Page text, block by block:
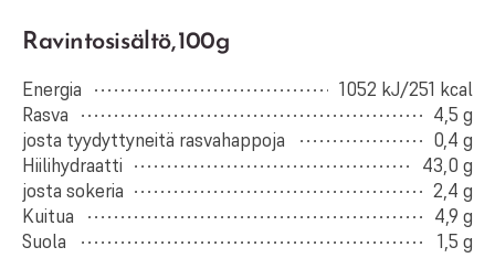
Ravintosisältö, 100g
Energia
1052 kJ/251 kcal
Rasva
4,5 g
josta tyydyttyneitä rasvahappoja
0,4 g
Hiilihydraatti
43,0 g
josta sokeria
2,4 g
Kuitua
4,9 g
Suola
1,5 g